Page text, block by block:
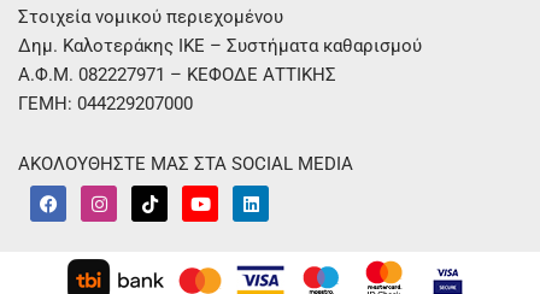
Στοιχεία νομικού περιεχομένου
Δημ. Καλοτεράκης ΙΚΕ – Συστήματα καθαρισμού
Α.Φ.Μ. 082227971 – ΚΕΦΟΔΕ ΑΤΤΙΚΗΣ
ΓΕΜΗ: 044229207000
ΑΚΟΛΟΥΘΗΣΤΕ ΜΑΣ ΣΤΑ SOCIAL MEDIA
F
a
I
n
a
g
T
i
k
Y
o
u
b
L
i
e
d